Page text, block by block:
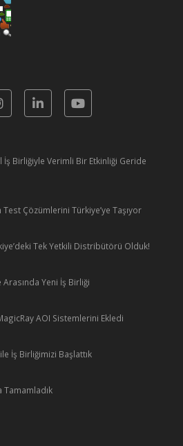
InstagramLinkedinYotube
İş Birliğiyle Verimli Bir Etkinliği Geride
Çözümlerini Türkiye’ye Taşıyor
Tek Yetkili Distribütörü Olduk!
Yeni İş Birliği
AOI Sistemlerini Ekledi
İş Birliğimizi Başlattık
Tamamladık